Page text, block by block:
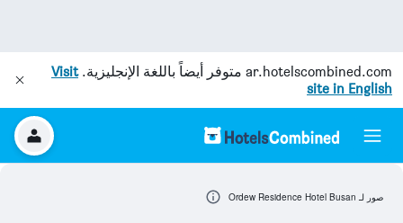
ar.hotelscombined.com متوفر أيضاً باللغة الإنجليزية.Visit
site in English
صور لـ Ordew Residence Hotel Busan